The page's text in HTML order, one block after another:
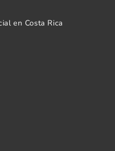
en Costa Rica